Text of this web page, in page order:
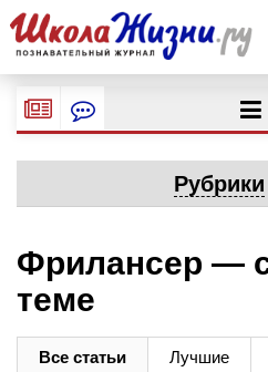
Рубрики
Фрилансер —
теме
Все статьи Лучшие